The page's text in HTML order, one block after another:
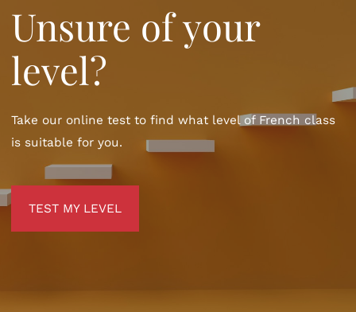
Unsure of your
level?
Take our online test to find what level of French class
is suitable for you.
TEST MY LEVEL